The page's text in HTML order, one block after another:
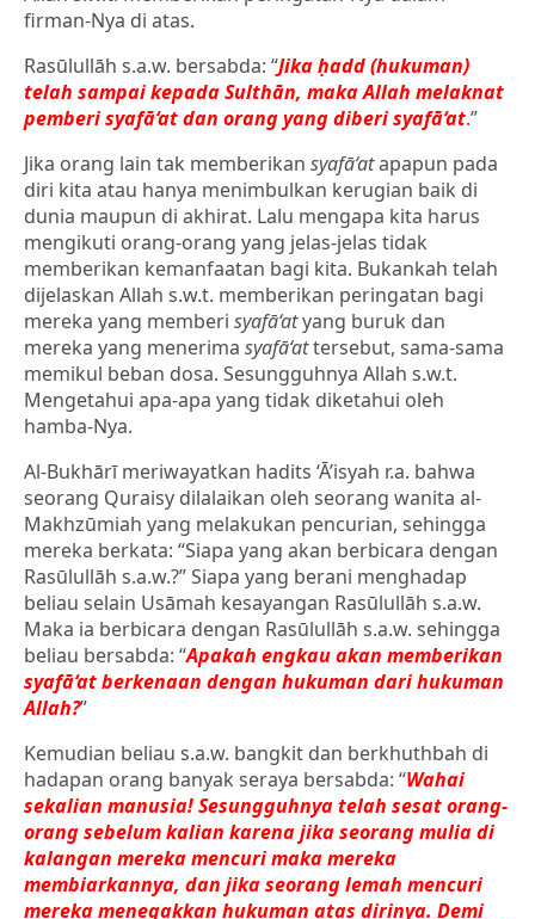
firman-Nya di atas.
Rasūlullāh s.a.w. bersabda: “Jika ḥadd (hukuman)
telah sampai kepada Sulthān, maka Allah melaknat
pemberi syafā‘at dan orang yang diberi syafā‘at.”
Jika orang lain tak memberikan syafā‘atapapun pada
diri kita atau hanya menimbulkan kerugian baik di
dunia maupun di akhirat. Lalu mengapa kita harus
mengikuti orang-orang yang jelas-jelas tidak
memberikan kemanfaatan bagi kita. Bukankah telah
dijelaskan Allah s.w.t. memberikan peringatan bagi
mereka yang memberi syafā‘atyang buruk dan
mereka yang menerima syafā‘attersebut, sama-sama
memikul beban dosa. Sesungguhnya Allah s.w.t.
Mengetahui apa-apa yang tidak diketahui oleh
hamba-Nya.
Al-Bukhārī meriwayatkan hadits ‘Ā’isyah r.a. bahwa
seorang Quraisy dilalaikan oleh seorang wanita al-
Makhzūmiah yang melakukan pencurian, sehingga
mereka berkata: “Siapa yang akan berbicara dengan
Rasūlullāh s.a.w.?” Siapa yang berani menghadap
beliau selain Usāmah kesayangan Rasūlullāh s.a.w.
Maka ia berbicara dengan Rasūlullāh s.a.w. sehingga
beliau bersabda: “Apakah engkau akan memberikan
syafā‘at berkenaan dengan hukuman dari hukuman
Allah?”
Kemudian beliau s.a.w. bangkit dan berkhuthbah di
hadapan orang banyak seraya bersabda: “Wahai
sekalian manusia! Sesungguhnya telah sesat orang-
orang sebelum kalian karena jika seorang mulia di
kalangan mereka mencuri maka mereka
membiarkannya, dan jika seorang lemah mencuri
mereka menegakkan hukuman atas dirinya. Demi